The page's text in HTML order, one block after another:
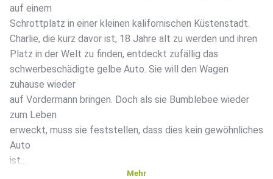
auf einem
Schrottplatz in einer kleinen kalifornischen Küstenstadt.
Charlie, die kurz davor ist, 18 Jahre alt zu werden und ihren
Platz in der Welt zu finden, entdeckt zufällig das
schwerbeschädigte gelbe Auto. Sie will den Wagen
zuhause wieder
auf Vordermann bringen. Doch als sie Bumblebee wieder
zum Leben
erweckt, muss sie feststellen, dass dies kein gewöhnliches
Auto
ist...
Mehr